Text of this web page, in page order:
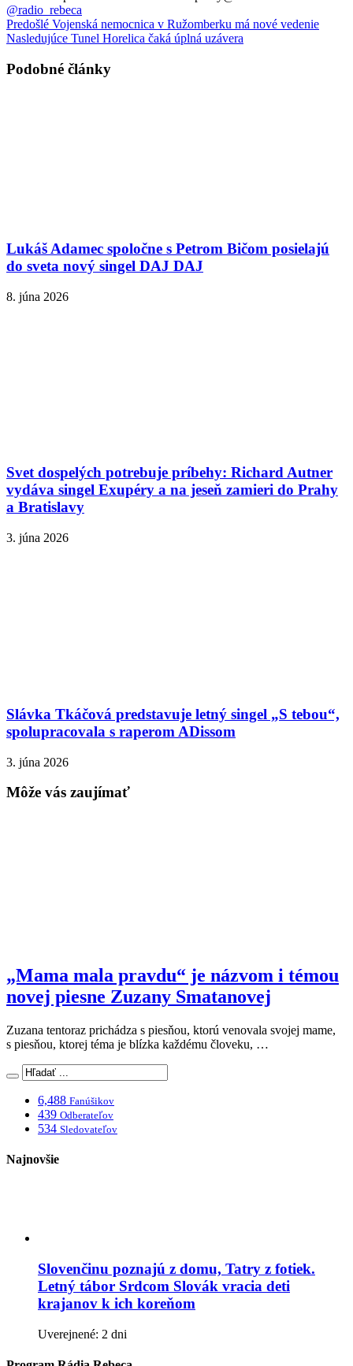
@radio_rebeca
Predošlé Vojenská nemocnica v Ružomberku má nové vedenie
Nasledujúce Tunel Horelica čaká úplná uzávera
Podobné články
Lukáš Adamec spoločne s Petrom Bičom posielajú
do sveta nový singel DAJ DAJ
8. júna 2026
Svet dospelých potrebuje príbehy: Richard Autner
vydáva singel Exupéry a na jeseň zamieri do Prahy
a Bratislavy
3. júna 2026
Slávka Tkáčová predstavuje letný singel „S tebou“,
spolupracovala s raperom ADissom
3. júna 2026
Môže vás zaujímať
„Mama mala pravdu“ je názvom i témou
novej piesne Zuzany Smatanovej
Zuzana tentoraz prichádza s piesňou, ktorú venovala svojej mame,
s piesňou, ktorej téma je blízka každému človeku, …
6,488 Fanúšikov
439 Odberateľov
534 Sledovateľov
Najnovšie
Slovenčinu poznajú z domu, Tatry z fotiek.
Letný tábor Srdcom Slovák vracia deti
krajanov k ich koreňom
Uverejnené: 2 dni